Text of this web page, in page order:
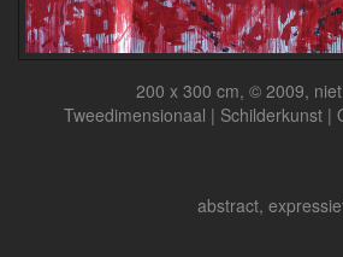
200 x 300 cm, © 2009,
Tweedimensionaal | Schilderkunst |
abstract,